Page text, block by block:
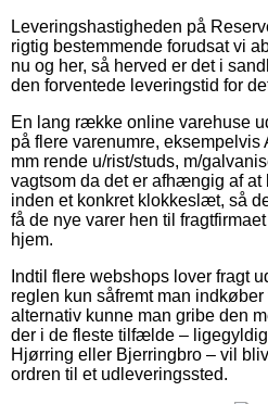
Leveringshastigheden på
rigtig bestemmende forudsat vi
nu og her, så herved er det i
den forventede leveringstid for
En lang række online varehuse
på flere varenumre,
mm rende u/rist/studs, m/
vagtsom da det er afhængig af
inden et konkret klokkeslæt, så
få de nye varer hen til
hjem.
Indtil flere webshops lover fragt
reglen kun såfremt man
alternativ kunne man gribe den
der i de fleste tilfælde –
Hjørring eller Bjerringbro – vil
ordren til et udleveringssted.